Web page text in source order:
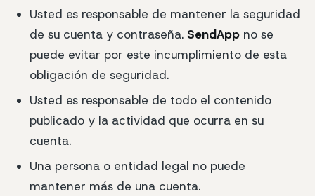
Usted es responsable de mantener la seguridad
de su cuenta y contraseña. SendAppno se
puede evitar por este incumplimiento de esta
obligación de seguridad.
Usted es responsable de todo el contenido
publicado y la actividad que ocurra en su
cuenta.
Una persona o entidad legal no puede
mantener más de una cuenta.